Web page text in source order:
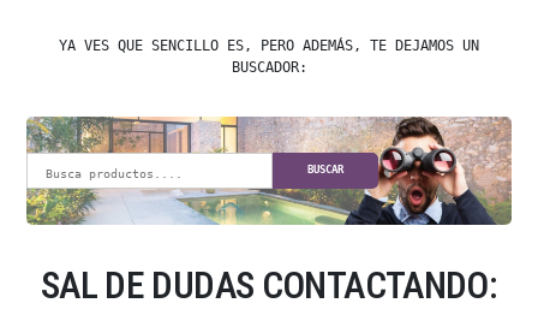
YA VES QUE SENCILLO ES, PERO ADEMÁS, TE DEJAMOS UN
BUSCADOR:
BUSCAR
SAL DE DUDAS CONTACTANDO: